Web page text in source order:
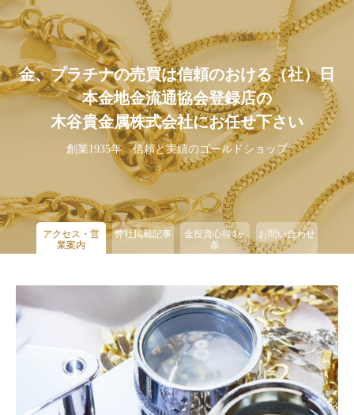
金、プラチナの売買は信頼のおける（社）日
本金地金流通協会登録店の
木谷貴金属株式会社にお任せ下さい
創業1935年 信頼と実績のゴールドショップ
アクセス・営
業案内
弊社掲載記事
金投資心得4ヶ
条
お問い合わせ